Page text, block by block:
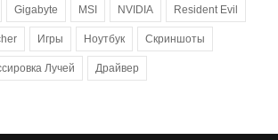
Gigabyte MSI NVIDIA Resident Evil
Игры Ноутбук Скриншоты
Лучей Драйвер